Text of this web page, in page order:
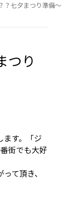
？七夕まつり準備～
つり
ます。「ジ
街でも大好
て頂き、